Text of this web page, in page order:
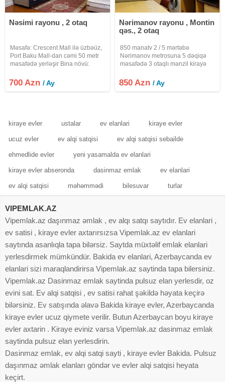
Nəsimi rayonu , 2 otaq
Məsafə: Crescent Mall ilə üzbəüz,
Port Baku Mall-dan cəmi 50 metr
məsafədə yerləşir Bina növü:
57 m² Otaq sayı: 2 otaq Təmir: Tam
təmirli Təchizat: Tam əşyalı və
700 Azn/ Ay
Nərimanov rayonu , Montin
qəs., 2 otaq
850 manatv 2 / 5 mərtəbə
Nərimanov metrosuna 5 dəqiqə
məsafədə 3 otaqlı mənzil kirayə
5 dəqiqəlik piyada məsafə Səliqəli
və müasir bina 2 yataq otağı +
850 Azn/ Ay
kiraye evler ustalar ev elanlari kiraye evler
ucuz evler ev alqi satqisi ev alqi satqisi sebailde
ehmedlide evler yeni yasamalda ev elanlari
kiraye evler abseronda dasinmaz emlak ev elanlari
ev alqi satqisi məhəmmədi bilesuvar turlar
VIPEMLAK.AZ
Vipemlak.az daşınmaz əmlak , ev alqı satqı saytıdır. Ev elanlari ,
ev satisi , kiraye evler axtarırsızsa Vipemlak.az ev elanlari
saytında asanlıqla tapa bilərsiz. Saytda müxtəlif emlak elanlari
yerlesdirmek mümkündür. Bakida ev elanlari, Azerbaycanda ev
elanlari sizi maraqlandirirsa Vipemlak.az saytinda tapa bilersiniz.
Vipemlak.az Dasinmaz emlak saytinda pulsuz elan yerlesdir, oz
evini sat. Ev alqi satqisi , ev satisi rahat şəkildə həyata keçirə
bilərsiniz. Ev satışında əlavə Bakida kiraye evler, Azerbaycanda
kiraye evler ucuz qiymete verilir. Butun Azerbaycan boyu kiraye
evler axtarin . Kiraye eviniz varsa Vipemlak.az dasinmaz emlak
saytinda pulsuz elan yerlesdirin.
Dasinmaz emlak, ev alqi satqi sayti , kiraye evler Bakida. Pulsuz
daşınmaz əmlak elanları göndər ve evler alqi satqisi heyata
keçirt.